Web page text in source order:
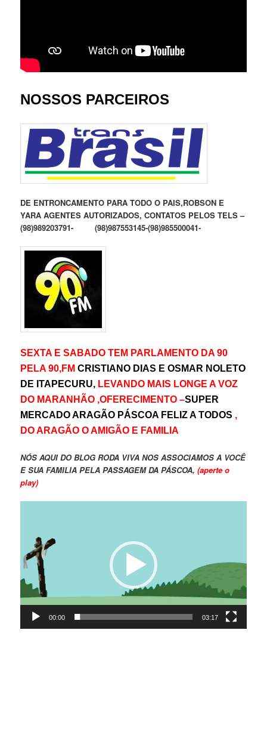
NOSSOS PARCEIROS
DE ENTRONCAMENTO PARA TODO O PAIS,ROBSON E
YARA AGENTES AUTORIZADOS, CONTATOS PELOS TELS –
(98)989203791- (98)987553145-(98)985500041-
SEXTA E SABADO TEM PARLAMENTO DA 90
PELA 90,FMCRISTIANO DIAS E OSMAR NOLETO
DE ITAPECURU, LEVANDO MAIS LONGE A VOZ
DO MARANHÃO ,OFERECIMENTO –SUPER
MERCADO ARAGÃO PÁSCOA FELIZ A TODOS ,
DO ARAGÃO O AMIGÃO E FAMILIA
NÓS AQUI DO BLOG RODA VIVA NOS ASSOCIAMOS A VOCÊ
E SUA FAMILIA PELA PASSAGEM DA PÁSCOA, (aperte o
play)
00:00 03:17